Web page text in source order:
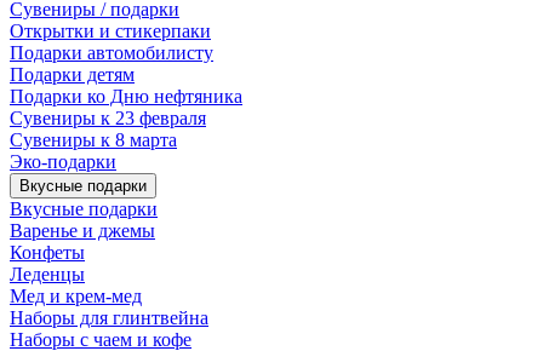
Сувениры / подарки
Открытки и стикерпаки
Подарки автомобилисту
Подарки детям
Подарки ко Дню нефтяника
Сувениры к 23 февраля
Сувениры к 8 марта
Эко-подарки
Вкусные подарки
Вкусные подарки
Варенье и джемы
Конфеты
Леденцы
Мед и крем-мед
Наборы для глинтвейна
Наборы с чаем и кофе